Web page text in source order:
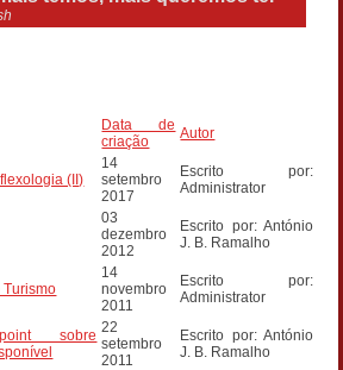
Data de
criação
Autor
(II)
14
setembro
2017
Escrito por:
Administrator
03
dezembro
2012
Escrito por: António
J. B. Ramalho
Turismo
14
novembro
2011
Escrito por:
Administrator
sobre 22
setembro
2011
Escrito por: António
J. B. Ramalho